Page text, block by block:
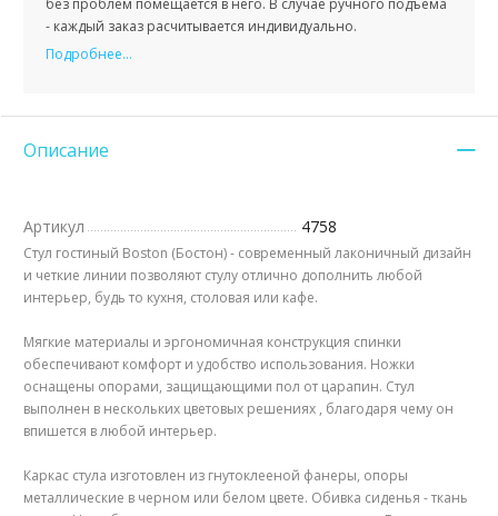
без проблем помещается в него. В случае ручного подъема
- каждый заказ расчитывается индивидуально.
Подробнее...
Описание
Артикул 4758
Стул гостиный Boston (Бостон) - современный лаконичный дизайн
и четкие линии позволяют стулу отлично дополнить любой
интерьер, будь то кухня, столовая или кафе.
Мягкие материалы и эргономичная конструкция спинки
обеспечивают комфорт и удобство использования. Ножки
оснащены опорами, защищающими пол от царапин. Стул
выполнен в нескольких цветовых решениях , благодаря чему он
впишется в любой интерьер.
Каркас стула изготовлен из гнутоклееной фанеры, опоры
металлические в черном или белом цвете. Обивка сиденья - ткань